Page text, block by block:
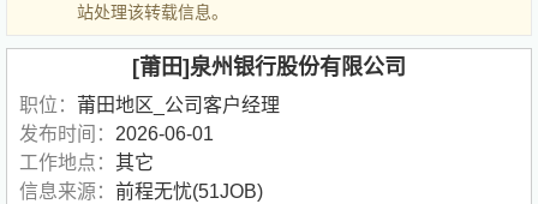
站处理该转载信息。
[莆田]泉州银行股份有限公司
职位： 莆田地区_公司客户经理
发布时间： 2026-06-01
工作地点： 其它
信息来源： 前程无忧(51JOB)